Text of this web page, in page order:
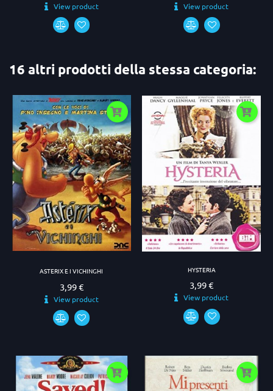
View product View product
16 altri prodotti della stessa categoria:
ASTERIX E I VICHINGHI
Prezzo
3,99 €
View product
HYSTERIA
Prezzo
3,99 €
View product